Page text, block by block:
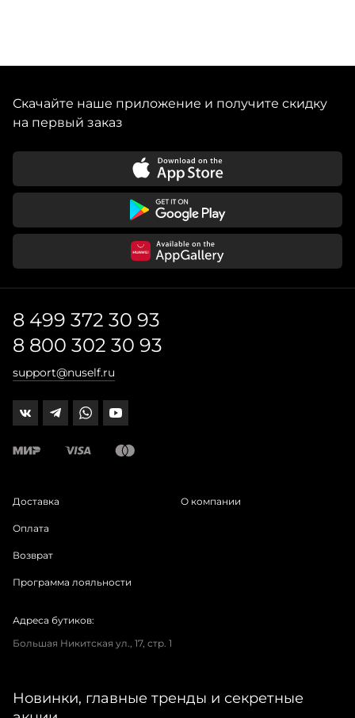
Скачайте наше приложение и получите скидку
на первый заказ
8 499 372 30 93
8 800 302 30 93
support@nuself.ru
Доставка
Оплата
Возврат
Программа лояльности
О компании
Адреса бутиков:
Большая Никитская ул., 17, стр. 1
Новинки, главные тренды и секретные